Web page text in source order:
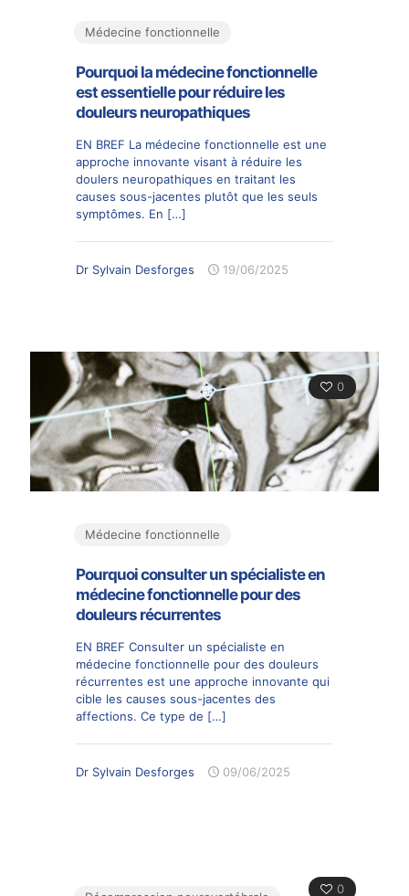
Médecine fonctionnelle
Pourquoi la médecine fonctionnelle
est essentielle pour réduire les
douleurs neuropathiques
EN BREF La médecine fonctionnelle est une
approche innovante visant à réduire les
doulers neuropathiques en traitant les
causes sous-jacentes plutôt que les seuls
symptômes. En […]
Dr Sylvain Desforges 19/06/2025
0
Médecine fonctionnelle
Pourquoi consulter un spécialiste en
médecine fonctionnelle pour des
douleurs récurrentes
EN BREF Consulter un spécialiste en
médecine fonctionnelle pour des douleurs
récurrentes est une approche innovante qui
cible les causes sous-jacentes des
affections. Ce type de […]
Dr Sylvain Desforges 09/06/2025
0